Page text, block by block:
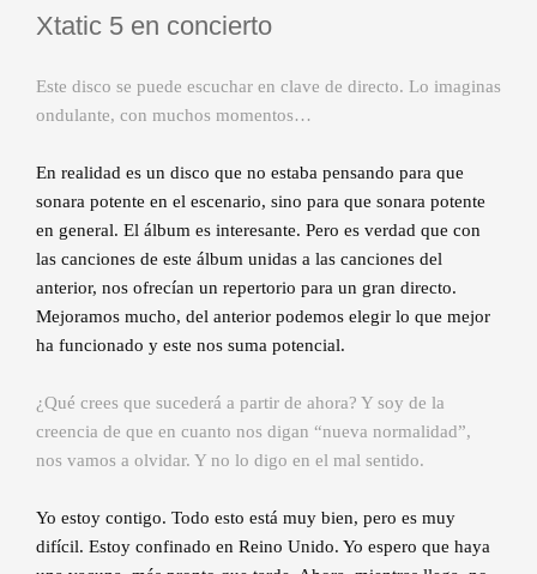
Xtatic 5 en concierto
Este disco se puede escuchar en clave de directo. Lo imaginas
ondulante, con muchos momentos…
En realidad es un disco que no estaba pensando para que
sonara potente en el escenario, sino para que sonara potente
en general. El álbum es interesante. Pero es verdad que con
las canciones de este álbum unidas a las canciones del
anterior, nos ofrecían un repertorio para un gran directo.
Mejoramos mucho, del anterior podemos elegir lo que mejor
ha funcionado y este nos suma potencial.
¿Qué crees que sucederá a partir de ahora? Y soy de la
creencia de que en cuanto nos digan “nueva normalidad”,
nos vamos a olvidar. Y no lo digo en el mal sentido.
Yo estoy contigo. Todo esto está muy bien, pero es muy
difícil. Estoy confinado en Reino Unido. Yo espero que haya